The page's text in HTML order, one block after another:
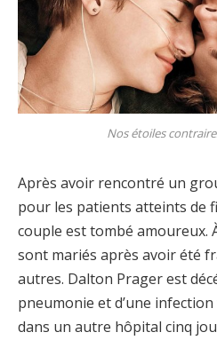
Nos étoiles
Après avoir rencontré un
pour les patients atteints de
couple est tombé amoureux.
sont mariés après avoir été
autres. Dalton Prager est
pneumonie et d’une
dans un autre hôpital cinq